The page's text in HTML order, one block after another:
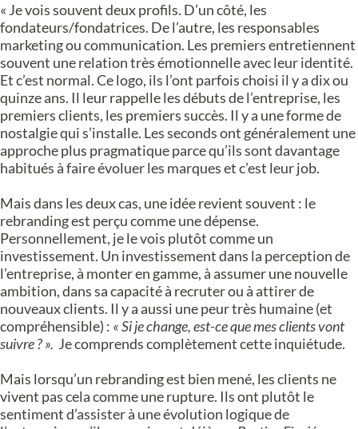
« Je vois souvent deux profils. D’un côté, les
fondateurs/fondatrices. De l’autre, les responsables
marketing ou communication. Les premiers entretiennent
souvent une relation très émotionnelle avec leur identité.
Et c’est normal. Ce logo, ils l’ont parfois choisi il y a dix ou
quinze ans. Il leur rappelle les débuts de l’entreprise, les
premiers clients, les premiers succès. Il y a une forme de
nostalgie qui s’installe. Les seconds ont généralement une
approche plus pragmatique parce qu’ils sont davantage
habitués à faire évoluer les marques et c’est leur job.
Mais dans les deux cas, une idée revient souvent : le
rebranding est perçu comme une dépense.
Personnellement, je le vois plutôt comme un
investissement. Un investissement dans la perception de
l’entreprise, à monter en gamme, à assumer une nouvelle
ambition, dans sa capacité à recruter ou à attirer de
nouveaux clients. Il y a aussi une peur très humaine (et
compréhensible) : « Si je change, est-ce que mes clients vont
suivre ? ». Je comprends complètement cette inquiétude.
Mais lorsqu’un rebranding est bien mené, les clients ne
vivent pas cela comme une rupture. Ils ont plutôt le
sentiment d’assister à une évolution logique de